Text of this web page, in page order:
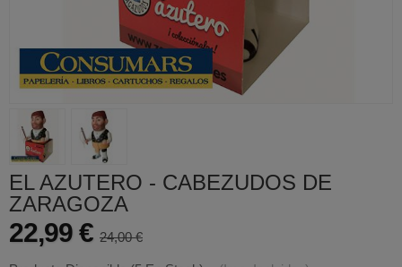
EL AZUTERO - CABEZUDOS DE
ZARAGOZA
22,99 € 24,00 €